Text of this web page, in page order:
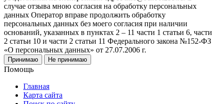
случае отзыва мною согласия на обработку персональных
данных Оператор вправе продолжить обработку
персональных данных без моего согласия при наличии
оснований, указанных в пунктах 2 – 11 части 1 статьи 6, части
2 статьи 10 и части 2 статьи 11 Федерального закона №152-ФЗ
«О персональных данных» от 27.07.2006 г.
Принимаю Не принимаю
Помощь
Главная
Карта сайта